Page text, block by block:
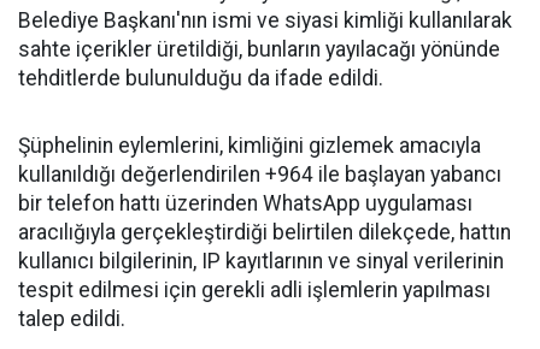
Belediye Başkanı'nın ismi ve siyasi kimliği kullanılarak
sahte içerikler üretildiği, bunların yayılacağı yönünde
tehditlerde bulunulduğu da ifade edildi.
Şüphelinin eylemlerini, kimliğini gizlemek amacıyla
kullanıldığı değerlendirilen +964 ile başlayan yabancı
bir telefon hattı üzerinden WhatsApp uygulaması
aracılığıyla gerçekleştirdiği belirtilen dilekçede, hattın
kullanıcı bilgilerinin, IP kayıtlarının ve sinyal verilerinin
tespit edilmesi için gerekli adli işlemlerin yapılması
talep edildi.